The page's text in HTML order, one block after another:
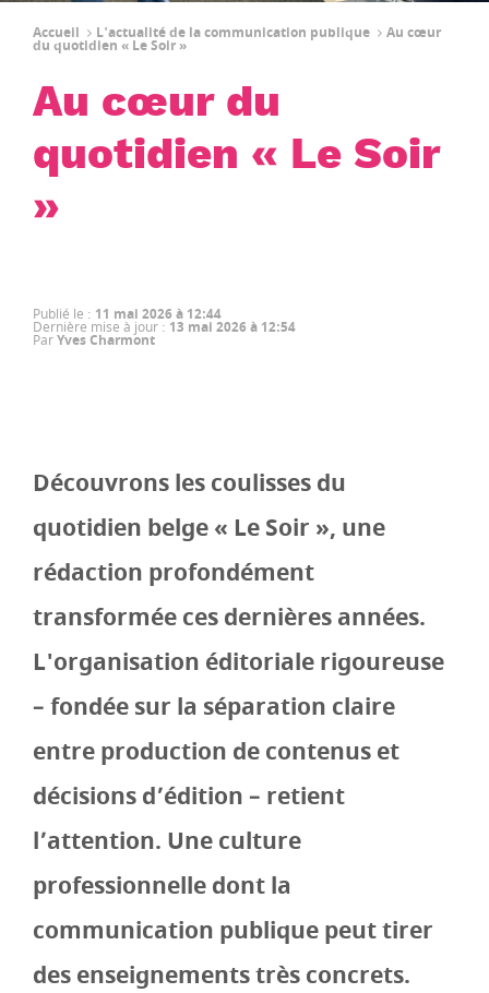
Accueil L'actualité de la communication publique Au cœur
du quotidien « Le Soir »
Au cœur du
quotidien « Le Soir
»
Publié le : 11 mai 2026 à 12:44
Dernière mise à jour : 13 mai 2026 à 12:54
ParYves Charmont
Découvrons les coulisses du
quotidien belge « Le Soir », une
rédaction profondément
transformée ces dernières années.
L'organisation éditoriale rigoureuse
– fondée sur la séparation claire
entre production de contenus et
décisions d’édition – retient
l’attention. Une culture
professionnelle dont la
communication publique peut tirer
des enseignements très concrets.